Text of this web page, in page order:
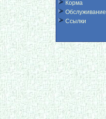
Корма
Обслуживание
Ссылки